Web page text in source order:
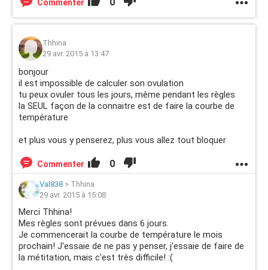
Commenter
Thhina
29 avr. 2015 à 13:47
bonjour
il est impossible de calculer son ovulation
tu peux ovuler tous les jours, même pendant les règles
la SEUL façon de la connaitre est de faire la courbe de
température
et plus vous y penserez, plus vous allez tout bloquer
Commenter 0
Val838 > Thhina
29 avr. 2015 à 15:08
Merci Thhina!
Mes règles sont prévues dans 6 jours.
Je commencerait la courbe de température le mois
prochain! J'essaie de ne pas y penser, j'essaie de faire de
la métitation, mais c'est très difficile! :(